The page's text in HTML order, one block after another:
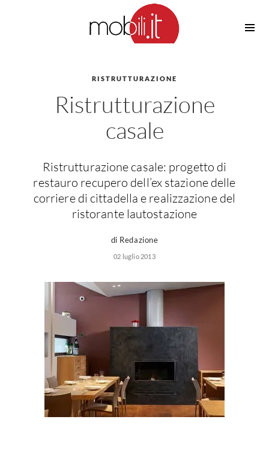
Cucine Design
Cucine Moderne
Consigli Cucine
Attrezzature Interne
Elettrodomestici
Cappe
Lavastoviglie
Lavatrici
Asciugatrici
Piccoli
Elettrodomestici
Casalinghi
Moka
Irrigazione
Casette in Legno
Pergole
Giardinaggio
Piante
Faretti
Riscaldamento
Caminetti
Stufe
Radiatori
Caldaie
RISTRUTTURAZIONE
Ristrutturazione
casale
Ristrutturazione casale: progetto di
restauro recupero dell’ex stazione delle
corriere di cittadella e realizzazione del
ristorante lautostazione
di Redazione
02 luglio 2013